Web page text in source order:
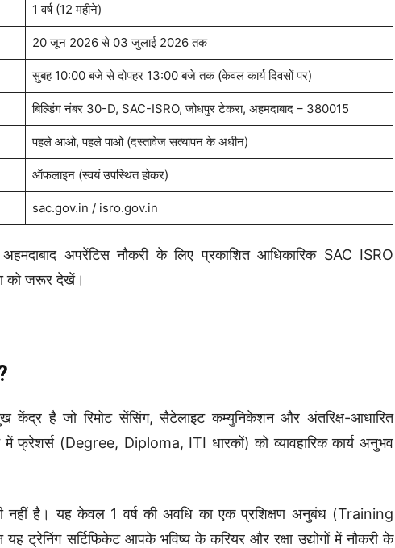
1 वर्ष (12 महीने)
20 जून 2026 से 03 जुलाई 2026 तक
सुबह 10:00 बजे से दोपहर 13:00 बजे तक (केवल कार्य दिवसों पर)
बिल्डिंग नंबर 30-D, SAC-ISRO, जोधपुर टेकरा, अहमदाबाद – 380015
पहले आओ, पहले पाओ (दस्तावेज सत्यापन के अधीन)
ऑफलाइन (स्वयं उपस्थित होकर)
sac.gov.in / isro.gov.in
अपरेंटिस नौकरी के लिए प्रकाशित आधिकारिक SAC ISRO
को जरूर देखें।
केंद्र है जो रिमोट सेंसिंग, सैटेलाइट कम्युनिकेशन और अंतरिक्ष-आधारित
फ्रेशर्स (Degree, Diploma, ITI धारकों) को व्यावहारिक कार्य अनुभव
नहीं है। यह केवल 1 वर्ष की अवधि का एक प्रशिक्षण अनुबंध (Training
ट्रेनिंग सर्टिफिकेट आपके भविष्य के करियर और रक्षा उद्योगों में नौकरी के